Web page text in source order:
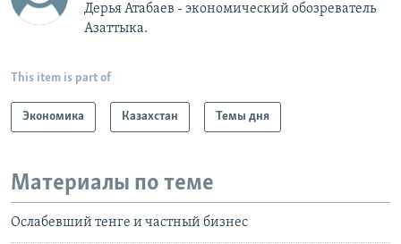
Дерья Атабаев - экономический обозреватель
Азаттыка.
This item is part of
Экономика Казахстан Темы дня
Материалы по теме
Ослабевший тенге и частный бизнес